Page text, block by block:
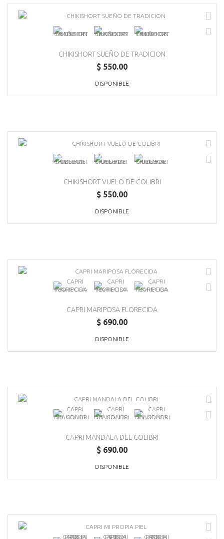
CHIKISHORT SUEÑO DE TRADICION
$ 550.00
DISPONIBLE
CHIKISHORT VUELO DE COLIBRI
$ 550.00
DISPONIBLE
CAPRI MARIPOSA FLORECIDA
$ 690.00
DISPONIBLE
CAPRI MANDALA DEL COLIBRI
$ 690.00
DISPONIBLE